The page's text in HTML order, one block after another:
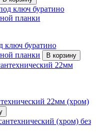
ключ буратино
планки
В корзину
22мм (хром)